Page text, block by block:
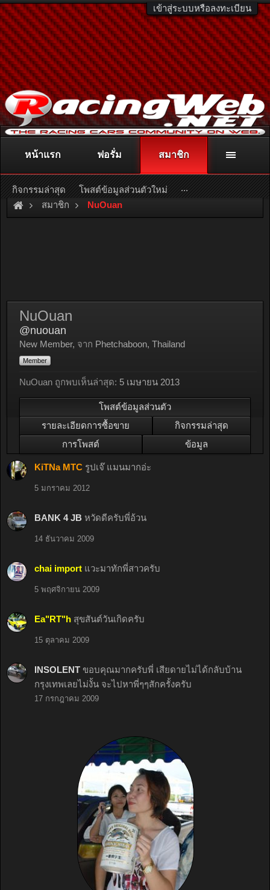
เข้าสู่ระบบหรือลงทะเบียน
ติดต่อลงโฆษณา racingweb@gmail.comหรือโทร. 081-811-1138
หรืออ่านรายละเอียดเพิ่มเติม คลิกที่นี่
สมาชิก NuOuan
NuOuan
@nuouan
New Member, จาก Phetchaboon, Thailand
Member
NuOuan ถูกพบเห็นล่าสุด: 5 เมษายน 2013
โพสต์ข้อมูลส่วนตัว
รายละเอียดการซื้อขาย
กิจกรรมล่าสุด
การโพสต์
ข้อมูล
KiTNa MTC รูปเจ๊ แมนมากอ่ะ
5 มกราคม 2012
BANK 4 JB หวัดดีครับพี่อ้วน
14 ธันวาคม 2009
chai import แวะมาทักพี่สาวครับ
5 พฤศจิกายน 2009
Ea"RT"h สุขสันต์วันเกิดครับ
15 ตุลาคม 2009
INSOLENT ขอบคุณมากครับพี่ เสียดายไม่ได้กลับบ้าน
กรุงเทพเลยไม่งั้น จะไปหาพี่ๆๆสักครั้งครับ
17 กรกฎาคม 2009
หน้าแรก ฟอรั่ม สมาชิก
กิจกรรมล่าสุด โพสต์ข้อมูลส่วนตัวใหม่ ...